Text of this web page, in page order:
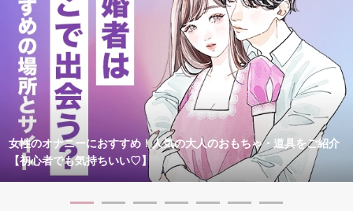
女性のオナニーにおすすめ！人気の大人のおもちゃ・道具をご紹介
【初心者でも気持ちいい♡】